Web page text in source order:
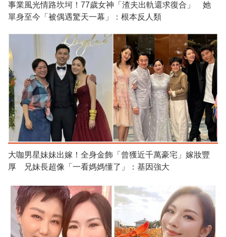
事業風光情路坎坷！77歲女神「渣夫出軌還求復合」 她
單身至今「被偶遇驚天一幕」：根本反人類
大咖男星妹妹出嫁！全身金飾「曾獲近千萬豪宅」嫁妝豐
厚 兄妹長超像「一看媽媽懂了」：基因強大